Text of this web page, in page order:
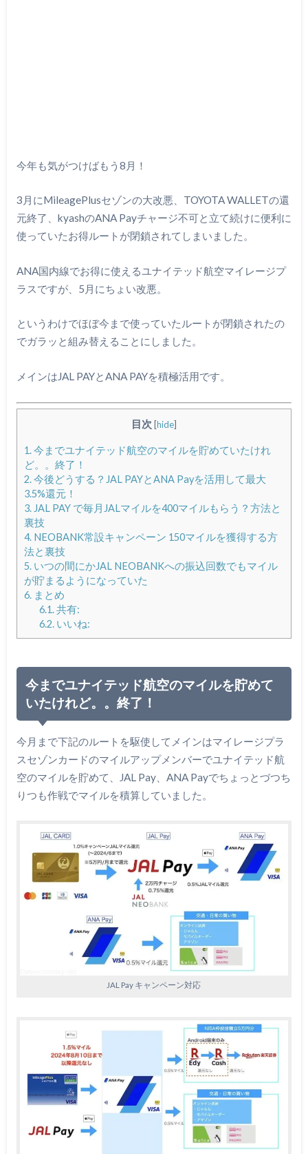
今年も気がつけばもう8月！
3月にMileagePlusセゾンの大改悪、TOYOTA WALLETの還
元終了、kyashのANA Payチャージ不可と立て続けに便利に
使っていたお得ルートが閉鎖されてしまいました。
ANA国内線でお得に使えるユナイテッド航空マイレージプ
ラスですが、5月にちょい改悪。
というわけでほぼ今まで使っていたルートが閉鎖されたの
でガラッと組み替えることにしました。
メインはJAL PAYとANA PAYを積極活用です。
目次 [hide]
1.今までユナイテッド航空のマイルを貯めていたけれ
ど。。終了！
2.今後どうする？JAL PAYとANA Payを活用して最大
3.5%還元！
3.JAL PAY で毎月JALマイルを400マイルもらう？方法と
裏技
4.NEOBANK常設キャンペーン 150マイルを獲得する方
法と裏技
5.いつの間にかJAL NEOBANKへの振込回数でもマイル
が貯まるようになっていた
6.まとめ
6.1.共有:
6.2.いいね:
今までユナイテッド航空のマイルを貯めて
いたけれど。。終了！
今月まで下記のルートを駆使してメインはマイレージプラ
スセゾンカードのマイルアップメンバーでユナイテッド航
空のマイルを貯めて、JAL Pay、ANA Payでちょっとづつち
りつも作戦でマイルを積算していました。
JAL Pay キャンペーン対応